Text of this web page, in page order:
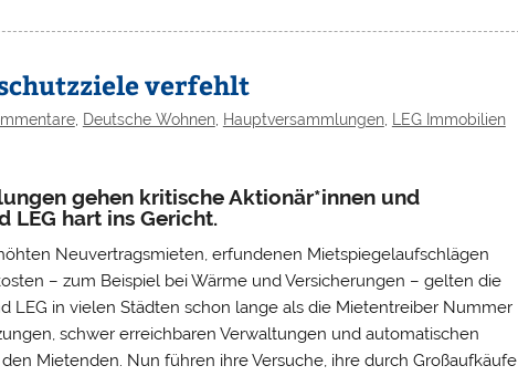
verfehlt
, Deutsche Wohnen, Hauptversammlungen, LEG Immobilien
gehen kritische Aktionär*innen und
LEG hart ins Gericht.
Neuvertragsmieten, erfundenen Mietspiegelaufschlägen
– zum Beispiel bei Wärme und Versicherungen – gelten die
LEG in vielen Städten schon lange als die Mietentreiber Nummer
schwer erreichbaren Verwaltungen und automatischen
Mietenden. Nun führen ihre Versuche, ihre durch Großaufkäufe